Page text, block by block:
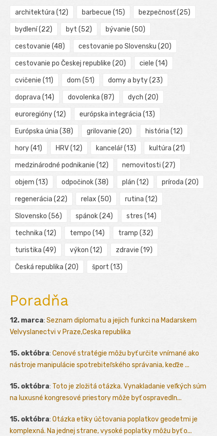
architektúra (12) barbecue (15) bezpečnosť(25)
bydlení(22) byt (52) bývanie (50)
cestovanie (48) cestovanie po Slovensku (20)
cestovanie po Českej republike (20) ciele (14)
cvičenie (11) dom (51) domy a byty(23)
doprava (14) dovolenka (87) dych (20)
euroregióny(12) európska integrácia (13)
Európska únia (38) grilovanie (20) história (12)
hory(41) HRV(12) kancelář(13) kultúra (21)
medzinárodné podnikanie (12) nemovitosti (27)
objem (13) odpočinok(38) plán (12) príroda (20)
regenerácia (22) relax (50) rutina (12)
Slovensko (56) spánok(24) stres (14)
technika (12) tempo (14) tramp (32)
turistika (49) výkon (12) zdravie (19)
Česká republika (20) šport (13)
Poradňa
12. marca: Seznam diplomatu a jejich funkci na Madarskem
Velvyslanectvi v Praze,Ceska republika
15. októbra: Cenové stratégie môžu byť určite vnímané ako
nástroje manipulácie spotrebiteľského správania, keďže ...
15. októbra: Toto je zložitá otázka. Vynakladanie veľkých súm
na luxusné kongresové priestory môže byť ospravedln...
15. októbra: Otázka etiky účtovania poplatkov geodetmi je
komplexná. Na jednej strane, vysoké poplatky môžu byť o...